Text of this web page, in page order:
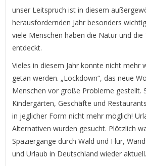
unser Leitspruch ist in diesem
herausfordernden Jahr besonders
viele Menschen haben die Natur und die
entdeckt.
Vieles in diesem Jahr konnte nicht mehr
getan werden. „Lockdown“, das neue
Menschen vor große Probleme gestellt.
Kindergärten, Geschäfte und
in jeglicher Form nicht mehr möglich!
Alternativen wurden gesucht. Plötzlich
Spaziergänge durch Wald und Flur,
und Urlaub in Deutschland wieder aktuell.